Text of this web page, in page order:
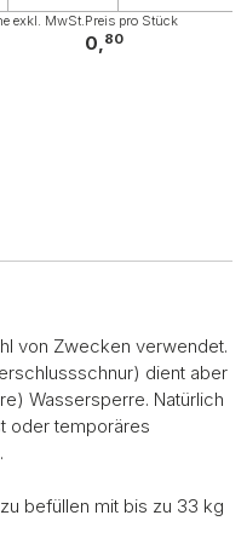
exkl. MwSt. Preis pro Stück
0, 80
von Zwecken verwendet.
dient aber
Wassersperre. Natürlich
oder temporäres
befüllen mit bis zu 33 kg